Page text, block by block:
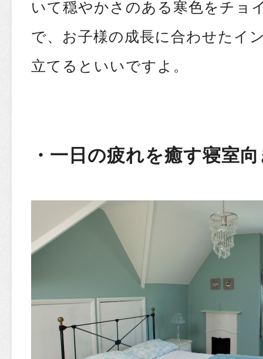
いて穏やかさのある寒色をチョ
で、お子様の成長に合わせたイ
立てるといいですよ。
・一日の疲れを癒す寝室